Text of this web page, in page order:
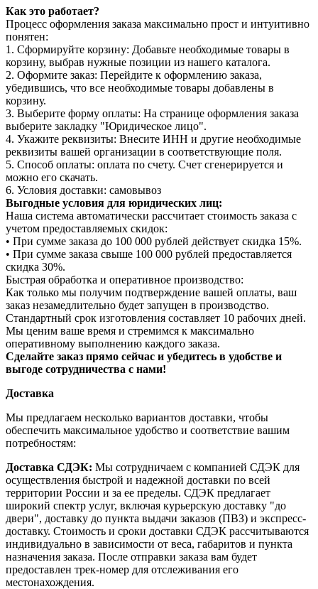
Как это работает?
Процесс оформления заказа максимально прост и интуитивно
понятен:
1. Сформируйте корзину: Добавьте необходимые товары в
корзину, выбрав нужные позиции из нашего каталога.
2. Оформите заказ: Перейдите к оформлению заказа,
убедившись, что все необходимые товары добавлены в
корзину.
3. Выберите форму оплаты: На странице оформления заказа
выберите закладку "Юридическое лицо".
4. Укажите реквизиты: Внесите ИНН и другие необходимые
реквизиты вашей организации в соответствующие поля.
5. Способ оплаты: оплата по счету. Счет сгенерируется и
можно его скачать.
6. Условия доставки: самовывоз
Выгодные условия для юридических лиц:
Наша система автоматически рассчитает стоимость заказа с
учетом предоставляемых скидок:
• При сумме заказа до 100 000 рублей действует скидка 15%.
• При сумме заказа свыше 100 000 рублей предоставляется
скидка 30%.
Быстрая обработка и оперативное производство:
Как только мы получим подтверждение вашей оплаты, ваш
заказ незамедлительно будет запущен в производство.
Стандартный срок изготовления составляет 10 рабочих дней.
Мы ценим ваше время и стремимся к максимально
оперативному выполнению каждого заказа.
Сделайте заказ прямо сейчас и убедитесь в удобстве и
выгоде сотрудничества с нами!
Доставка
Мы предлагаем несколько вариантов доставки, чтобы
обеспечить максимальное удобство и соответствие вашим
потребностям:
Доставка СДЭК: Мы сотрудничаем с компанией СДЭК для
осуществления быстрой и надежной доставки по всей
территории России и за ее пределы. СДЭК предлагает
широкий спектр услуг, включая курьерскую доставку "до
двери", доставку до пункта выдачи заказов (ПВЗ) и экспресс-
доставку. Стоимость и сроки доставки СДЭК рассчитываются
индивидуально в зависимости от веса, габаритов и пункта
назначения заказа. После отправки заказа вам будет
предоставлен трек-номер для отслеживания его
местонахождения.